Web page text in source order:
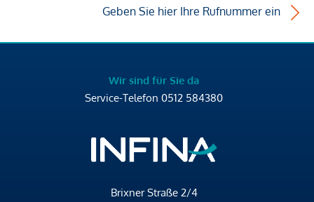
Geben Sie hier Ihre Rufnummer ein
Wir sind für Sie da
Service-Telefon 0512 584380
Brixner Straße 2/4